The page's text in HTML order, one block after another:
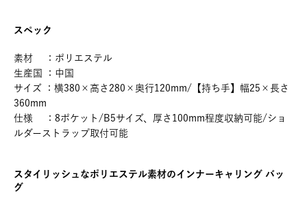
スペック
素材 ：ポリエステル
生産国 ：中国
サイズ ：横380×高さ280×奥行120mm/【持ち手】幅25×長さ
360mm
仕様 ：8ポケット/B5サイズ、厚さ100mm程度収納可能/ショ
ルダーストラップ取付可能
スタイリッシュなポリエステル素材のインナーキャリング バッ
グ